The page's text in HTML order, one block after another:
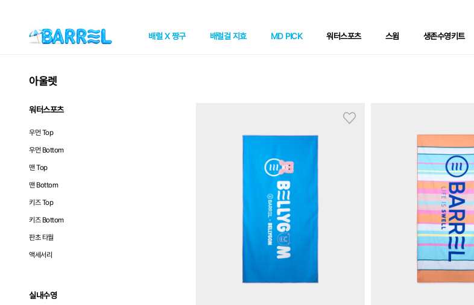
배럴 X 짱구 배럴걸 지효 MD PICK 워터스포츠 스윔 생존수영키트
아울렛
워터스포츠
우먼 Top
우먼 Bottom
맨 Top
맨 Bottom
키즈 Top
키즈 Bottom
판초 타월
액세서리
실내수영